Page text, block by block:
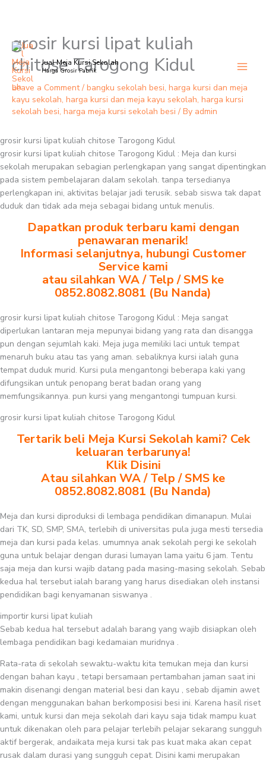
Skip
content
Jual Meja Kursi Sekolah
Harga Grosir Pabrik
grosir kursi lipat kuliah
chitose Tarogong Kidul
Leave a Comment / bangku sekolah besi, harga kursi dan meja
kayu sekolah, harga kursi dan meja kayu sekolah, harga kursi
sekolah besi, harga meja kursi sekolah besi / By admin
grosir kursi lipat kuliah chitose Tarogong Kidul
grosir kursi lipat kuliah chitose Tarogong Kidul : Meja dan kursi
sekolah merupakan sebagian perlengkapan yang sangat dipentingkan
pada sistem pembelajaran dalam sekolah. tanpa tersedianya
perlengkapan ini, aktivitas belajar jadi terusik. sebab siswa tak dapat
duduk dan tidak ada meja sebagai bidang untuk menulis.
Dapatkan produk terbaru kami dengan
penawaran menarik!
Informasi selanjutnya, hubungi Customer
Service kami
atau silahkan WA / Telp / SMS ke
0852.8082.8081 (Bu Nanda)
grosir kursi lipat kuliah chitose Tarogong Kidul : Meja sangat
diperlukan lantaran meja mepunyai bidang yang rata dan disangga
pun dengan sejumlah kaki. Meja juga memiliki laci untuk tempat
menaruh buku atau tas yang aman. sebaliknya kursi ialah guna
tempat duduk murid. Kursi pula mengantongi beberapa kaki yang
difungsikan untuk penopang berat badan orang yang
memfungsikannya. pun kursi yang mengantongi tumpuan kursi.
grosir kursi lipat kuliah chitose Tarogong Kidul
Tertarik beli Meja Kursi Sekolah kami? Cek
keluaran terbarunya!
Klik Disini
Atau silahkan WA / Telp / SMS ke
0852.8082.8081 (Bu Nanda)
Meja dan kursi diproduksi di lembaga pendidikan dimanapun. Mulai
dari TK, SD, SMP, SMA, terlebih di universitas pula juga mesti tersedia
meja dan kursi pada kelas. umumnya anak sekolah pergi ke sekolah
guna untuk belajar dengan durasi lumayan lama yaitu 6 jam. Tentu
saja meja dan kursi wajib datang pada masing-masing sekolah. Sebab
kedua hal tersebut ialah barang yang harus disediakan oleh instansi
pendidikan bagi kenyamanan siswanya .
importir kursi lipat kuliah
Sebab kedua hal tersebut adalah barang yang wajib disiapkan oleh
lembaga pendidikan bagi kedamaian muridnya .
Rata-rata di sekolah sewaktu-waktu kita temukan meja dan kursi
dengan bahan kayu , tetapi bersamaan pertambahan jaman saat ini
makin disenangi dengan material besi dan kayu , sebab dijamin awet
dengan menggunakan bahan berkomposisi besi ini. Karena hasil riset
kami, untuk kursi dan meja sekolah dari kayu saja tidak mampu kuat
untuk dikenakan oleh para pelajar terlebih pelajar sekarang sungguh
aktif bergerak, andaikata meja kursi tak pas kuat maka akan cepat
rusak dalam durasi yang sungguh cepat. Disini kami merupakan